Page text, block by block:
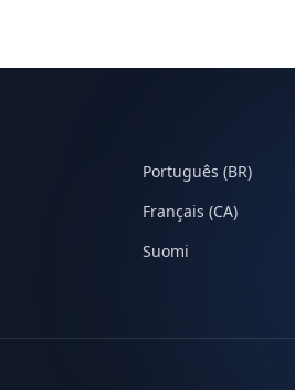
Português (BR)
Français (CA)
Suomi